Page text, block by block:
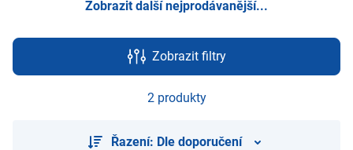
Zobrazit další nejprodávanější...
Zobrazit filtry
2 produkty
Řazení: Dle doporučení